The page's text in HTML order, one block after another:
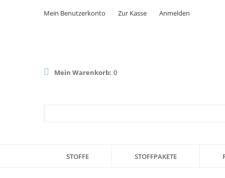
Mein Benutzerkonto Zur Kasse Anmelden
Mein Warenkorb: 0
STOFFE STOFFPAKETE